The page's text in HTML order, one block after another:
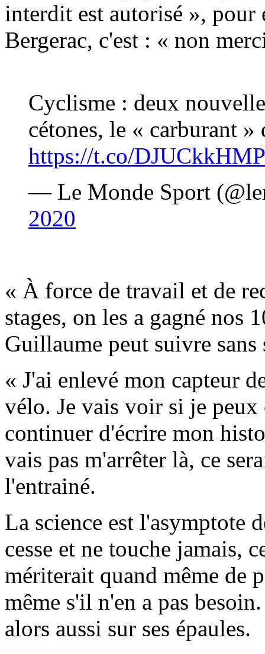
interdit est autorisé », pour
Bergerac, c'est : « non
Cyclisme : deux
cétones, le « carburant »
https://t.co/
— Le Monde Sport
2020
« À force de travail et de
stages, on les a gagné nos
Guillaume peut suivre
« J'ai enlevé mon capteur
vélo. Je vais voir si je peux
continuer d'écrire mon
vais pas m'arrêter là, ce
l'entrainé.
La science est l'asymptote
cesse et ne touche jamais,
mériterait quand même de
même s'il n'en a pas
alors aussi sur ses épaules.